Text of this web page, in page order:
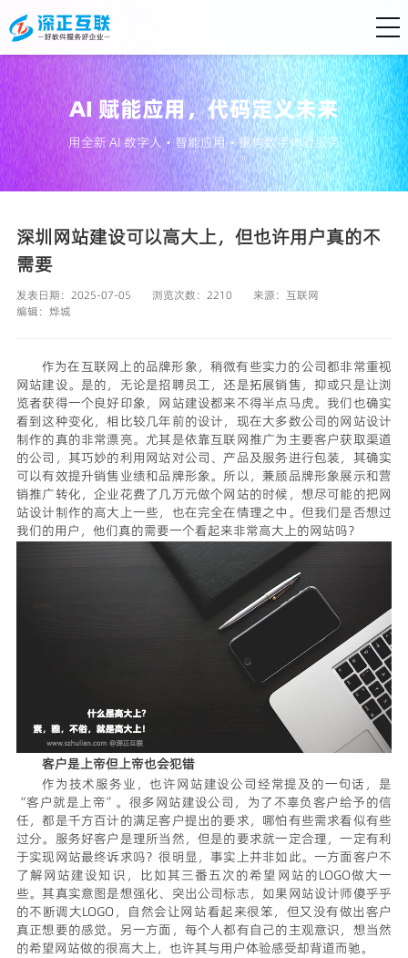
AI 赋能应用，代码定义未来
用全新 AI 数字人・智能应用・重构数字体验服务
深圳网站建设可以高大上，但也许用户真的不
需要
发表日期：2025-07-05 浏览次数：2210 来源： 互联网
编辑： 烨城
作为在互联网上的品牌形象，稍微有些实力的公司都非常重视
网站建设。是的，无论是招聘员工，还是拓展销售，抑或只是让浏
览者获得一个良好印象，网站建设都来不得半点马虎。我们也确实
看到这种变化，相比较几年前的设计，现在大多数公司的网站设计
制作的真的非常漂亮。尤其是依靠互联网推广为主要客户获取渠道
的公司，其巧妙的利用网站对公司、产品及服务进行包装，其确实
可以有效提升销售业绩和品牌形象。所以，兼顾品牌形象展示和营
销推广转化，企业花费了几万元做个网站的时候，想尽可能的把网
站设计制作的高大上一些，也在完全在情理之中。但我们是否想过
我们的用户，他们真的需要一个看起来非常高大上的网站吗？
客户是上帝但上帝也会犯错
作为技术服务业，也许网站建设公司经常提及的一句话，是
“客户就是上帝”。很多网站建设公司，为了不辜负客户给予的信
任，都是千方百计的满足客户提出的要求，哪怕有些需求看似有些
过分。服务好客户是理所当然，但是的要求就一定合理，一定有利
于实现网站最终诉求吗？很明显，事实上并非如此。一方面客户不
了解网站建设知识，比如其三番五次的希望网站的LOGO做大一
些。其真实意图是想强化、突出公司标志，如果网站设计师傻乎乎
的不断调大LOGO，自然会让网站看起来很笨，但又没有做出客户
真正想要的感觉。另一方面，每个人都有自己的主观意识，想当然
的希望网站做的很高大上，也许其与用户体验感受却背道而驰。